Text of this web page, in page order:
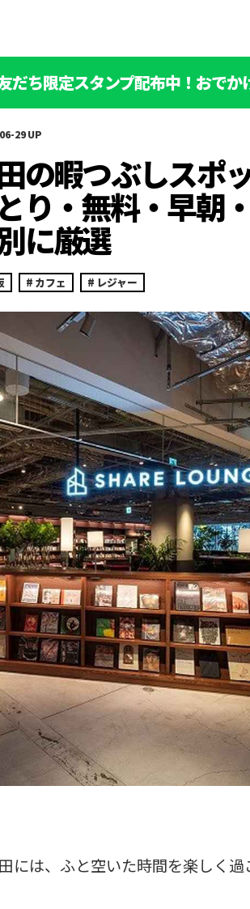
だち限定スタンプ配布中！おで
29
の暇つぶしスポ
り・無料・早朝
に厳選
カフェ レジャー
には、ふと空いた時間を楽しく